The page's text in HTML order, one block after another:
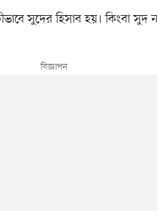
সুদের হিসাব হয়। কিংবা সুদ